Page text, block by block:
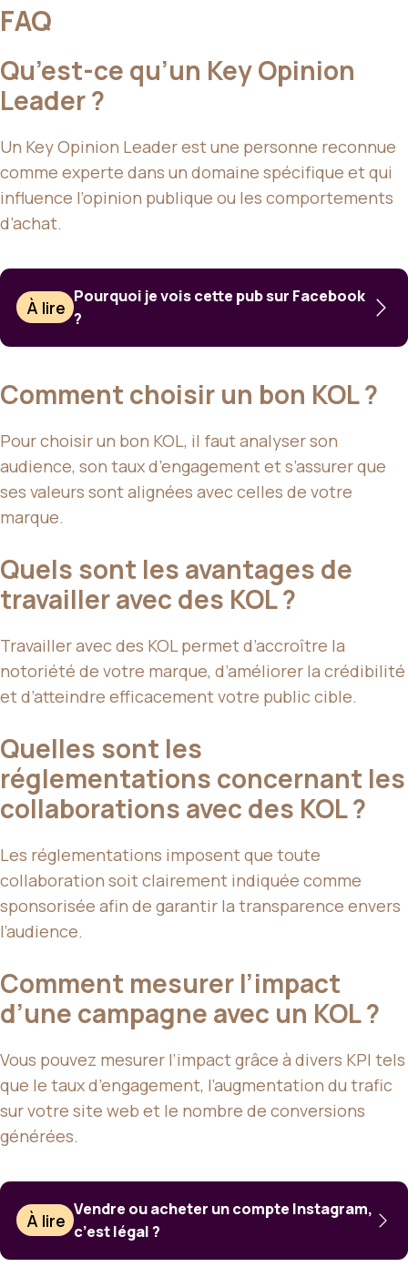
FAQ
Qu’est-ce qu’un Key Opinion
Leader ?
Un Key Opinion Leader est une personne reconnue
comme experte dans un domaine spécifique et qui
influence l’opinion publique ou les comportements
d’achat.
À lire
Pourquoi je vois cette pub sur Facebook
?
Comment choisir un bon KOL ?
Pour choisir un bon KOL, il faut analyser son
audience, son taux d’engagement et s’assurer que
ses valeurs sont alignées avec celles de votre
marque.
Quels sont les avantages de
travailler avec des KOL ?
Travailler avec des KOL permet d’accroître la
notoriété de votre marque, d’améliorer la crédibilité
et d’atteindre efficacement votre public cible.
Quelles sont les
réglementations concernant les
collaborations avec des KOL ?
Les réglementations imposent que toute
collaboration soit clairement indiquée comme
sponsorisée afin de garantir la transparence envers
l’audience.
Comment mesurer l’impact
d’une campagne avec un KOL ?
Vous pouvez mesurer l’impact grâce à divers KPI tels
que le taux d’engagement, l’augmentation du trafic
sur votre site web et le nombre de conversions
générées.
À lire
Vendre ou acheter un compte Instagram,
c’est légal ?